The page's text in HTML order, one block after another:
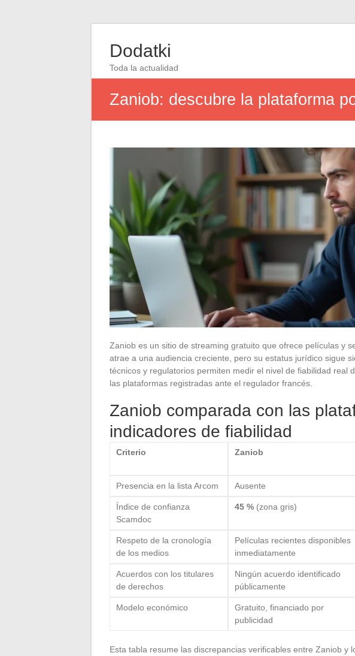
Dodatki
Toda la actualidad
Zaniob: descubre la plataforma
Zaniob es un sitio de streaming gratuito que ofrece películas y
atrae a una audiencia creciente, pero su estatus jurídico sigue
técnicos y regulatorios permiten medir el nivel de fiabilidad real
las plataformas registradas ante el regulador francés.
Zaniob comparada con las
indicadores de fiabilidad
Criterio Zaniob
Presencia en la lista Arcom Ausente
Índice de confianza
Scamdoc
45 % (zona gris)
Respeto de la cronología
de los medios
Películas recientes disponibles
inmediatamente
Acuerdos con los titulares
de derechos
Ningún acuerdo identificado
públicamente
Modelo económico
Gratuito, financiado por
publicidad
Esta tabla resume las discrepancias verificables entre Zaniob y